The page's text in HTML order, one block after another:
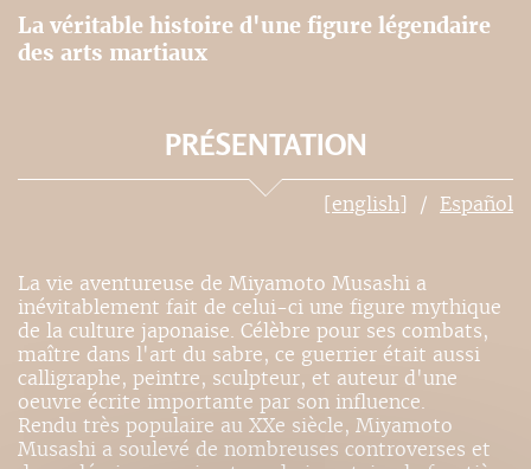
La véritable histoire d'une figure légendaire
des arts martiaux
PRÉSENTATION
[english] Español
La vie aventureuse de Miyamoto Musashi a
inévitablement fait de celui-ci une figure mythique
de la culture japonaise. Célèbre pour ses combats,
maître dans l'art du sabre, ce guerrier était aussi
calligraphe, peintre, sculpteur, et auteur d'une
oeuvre écrite importante par son influence.
Rendu très populaire au XXe siècle, Miyamoto
Musashi a soulevé de nombreuses controverses et